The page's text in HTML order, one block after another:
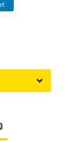
ร์